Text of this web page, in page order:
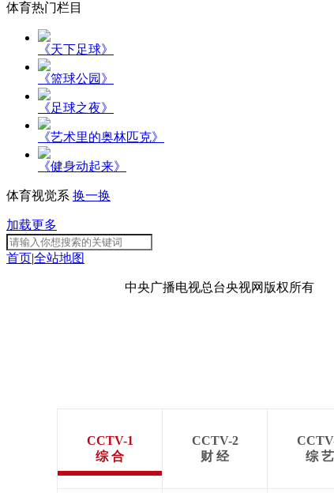
体育热门栏目
《天下足球》
《篮球公园》
《足球之夜》
《艺术里的奥林匹克》
《健身动起来》
体育视觉系 换一换
加载更多
首页|全站地图
中央广播电视总台央视网 版权所有
CCTV-1
综 合
CCTV-2
财 经
综 艺